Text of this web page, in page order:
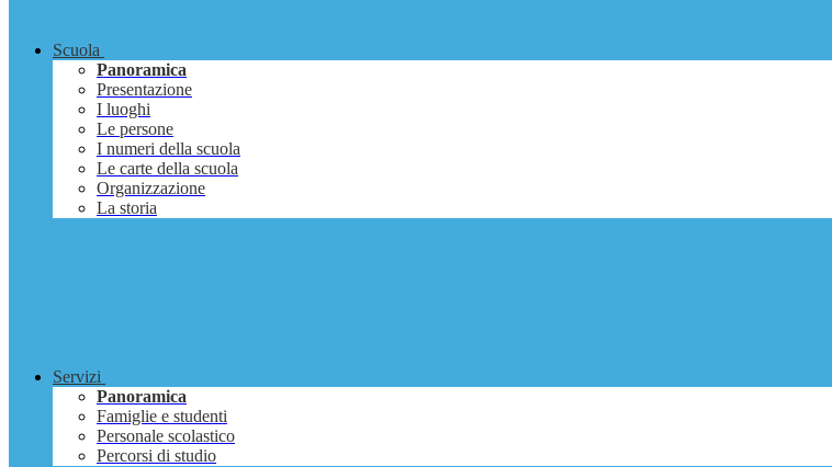
Scuola
Panoramica
Presentazione
I luoghi
Le persone
I numeri della scuola
Le carte della scuola
Organizzazione
La storia
Servizi
Panoramica
Famiglie e studenti
Personale scolastico
Percorsi di studio